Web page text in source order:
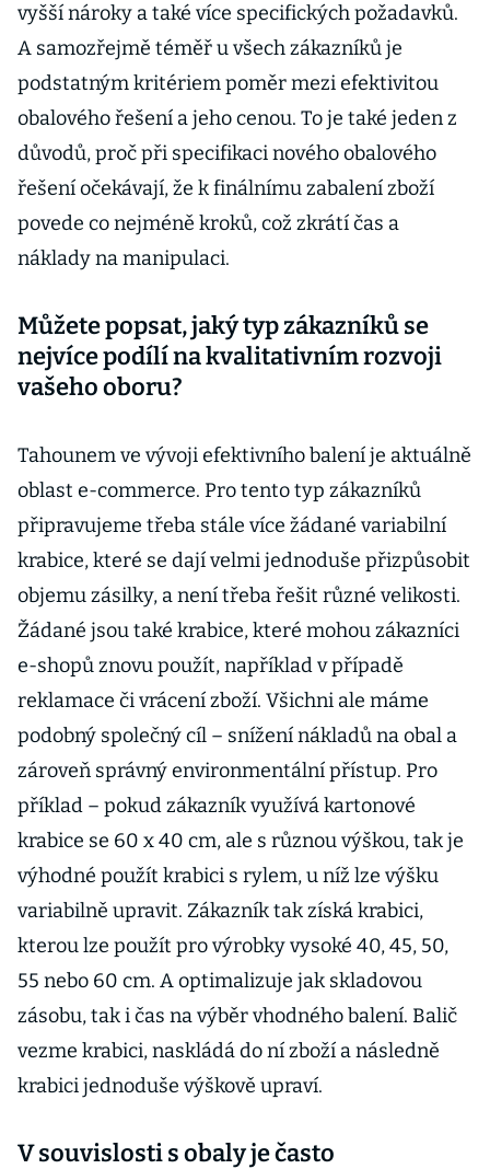
vyšší nároky a také více specifických požadavků.
A samozřejmě téměř u všech zákazníků je
podstatným kritériem poměr mezi efektivitou
obalového řešení a jeho cenou. To je také jeden z
důvodů, proč při specifikaci nového obalového
řešení očekávají, že k finálnímu zabalení zboží
povede co nejméně kroků, což zkrátí čas a
náklady na manipulaci.
Můžete popsat, jaký typ zákazníků se
nejvíce podílí na kvalitativním rozvoji
vašeho oboru?
Tahounem ve vývoji efektivního balení je aktuálně
oblast e-commerce. Pro tento typ zákazníků
připravujeme třeba stále více žádané variabilní
krabice, které se dají velmi jednoduše přizpůsobit
objemu zásilky, a není třeba řešit různé velikosti.
Žádané jsou také krabice, které mohou zákazníci
e-shopů znovu použít, například v případě
reklamace či vrácení zboží. Všichni ale máme
podobný společný cíl – snížení nákladů na obal a
zároveň správný environmentální přístup. Pro
příklad – pokud zákazník využívá kartonové
krabice se 60 x 40 cm, ale s různou výškou, tak je
výhodné použít krabici s rylem, u níž lze výšku
variabilně upravit. Zákazník tak získá krabici,
kterou lze použít pro výrobky vysoké 40, 45, 50,
55 nebo 60 cm. A optimalizuje jak skladovou
zásobu, tak i čas na výběr vhodného balení. Balič
vezme krabici, naskládá do ní zboží a následně
krabici jednoduše výškově upraví.
V souvislosti s obaly je často